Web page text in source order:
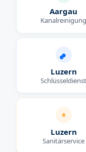
Aargau
Kanalreinigung
Luzern
Schlüsseldienst
Luzern
Sanitärservice